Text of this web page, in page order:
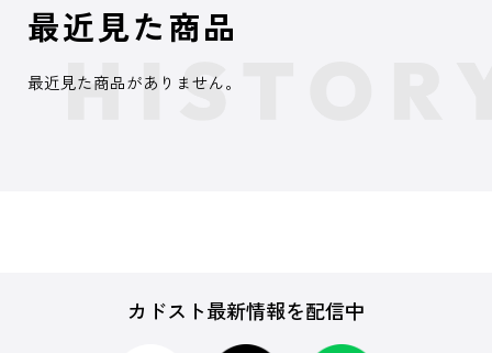
最近見た商品
最近見た商品がありません。
カドスト最新情報を配信中